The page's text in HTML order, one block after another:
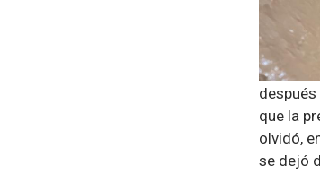
que la
olvidó,
se dejó